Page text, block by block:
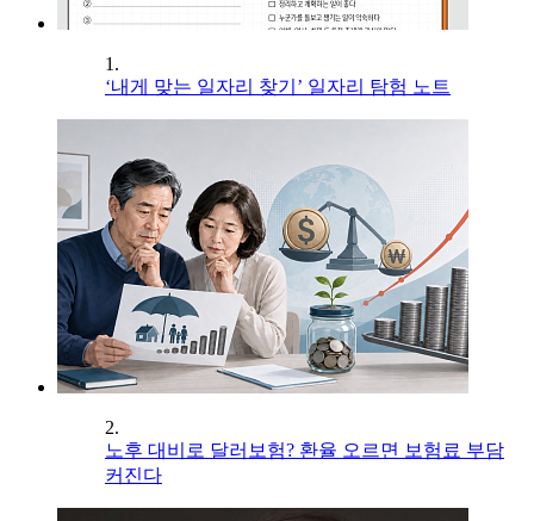
1.
‘내게 맞는 일자리 찾기’ 일자리 탐험 노트
2.
노후 대비로 달러보험? 환율 오르면 보험료 부담
커진다